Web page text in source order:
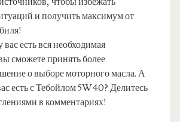
и получить максимум от
вас есть вся необходимая
сможете принять более
о выборе моторного масла. А
есть с Тебойлом 5W40? Делитесь
в комментариях!